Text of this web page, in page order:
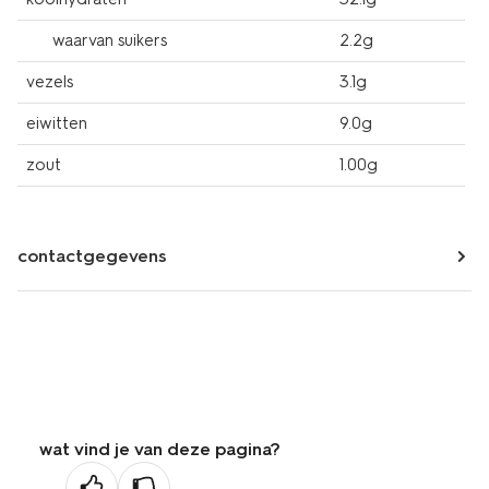
waarvan suikers 2.2g
vezels 3.1g
eiwitten 9.0g
zout 1.00g
contactgegevens
wat vind je van deze pagina?